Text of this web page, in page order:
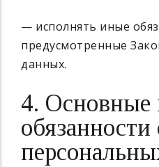
— исполнять иные
предусмотренные
данных.
4. Основные
обязанности